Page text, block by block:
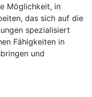
Möglichkeit, in
das sich auf die
spezialisiert
Fähigkeiten in
und